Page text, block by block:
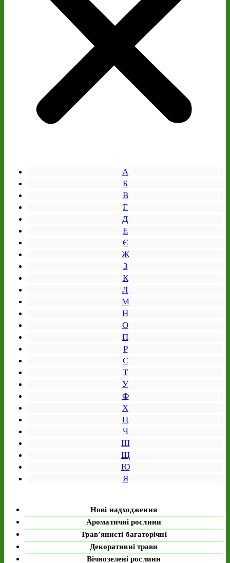
А
Б
В
Г
Д
Е
Є
Ж
З
К
Л
М
Н
О
П
Р
С
Т
У
Ф
Х
Ц
Ч
Ш
Щ
Ю
Я
Нові надходження
Ароматичні рослини
Трав’янисті багаторічні
Декоративні трави
Вічнозелені рослини